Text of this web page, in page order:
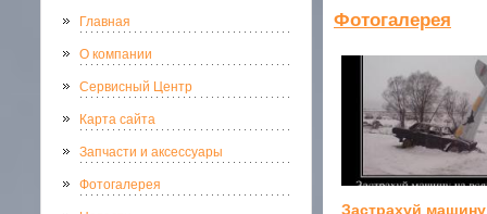
Главная
О компании
Сервисный Центр
Карта сайта
Запчасти и аксессуары
Фотогалерея
Фотогалерея
Застрахуй машину